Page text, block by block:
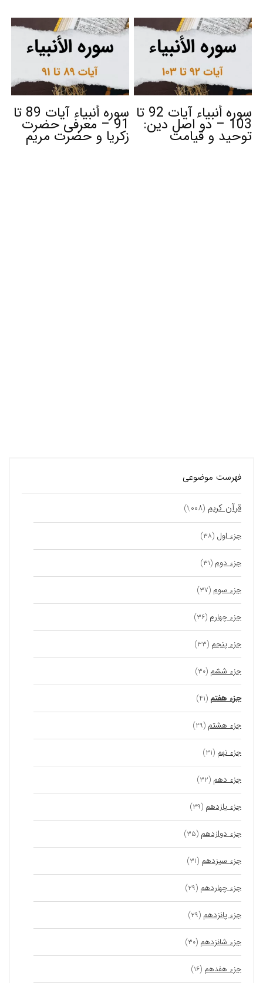
سوره أنبیاء آیات 92 تا
103 – دو اصل دین:
توحید و قیامت
سوره أنبیاء آیات 89 تا
91 – معرفی حضرت
زکریا و حضرت مریم
فهرست موضوعی
قرآن کریم (۱,۰۰۸)
جزء اول (۳۸)
جزء دوم (۳۱)
جزء سوم (۳۷)
جزء چهارم (۳۶)
جزء پنجم (۳۳)
جزء ششم (۳۰)
جزء هفتم (۴۱)
جزء هشتم (۲۹)
جزء نهم (۳۱)
جزء دهم (۳۲)
جزء یازدهم (۳۹)
جزء دوازدهم (۳۵)
جزء سیزدهم (۳۱)
جزء چهاردهم (۲۹)
جزء پانزدهم (۲۹)
جزء شانزدهم (۳۰)
جزء هفدهم (۱۶)